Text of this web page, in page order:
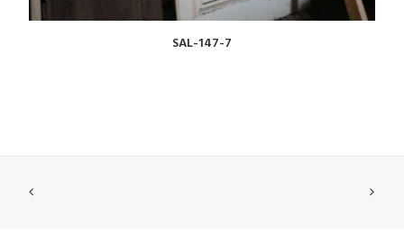
VOIR
SAL-147-7